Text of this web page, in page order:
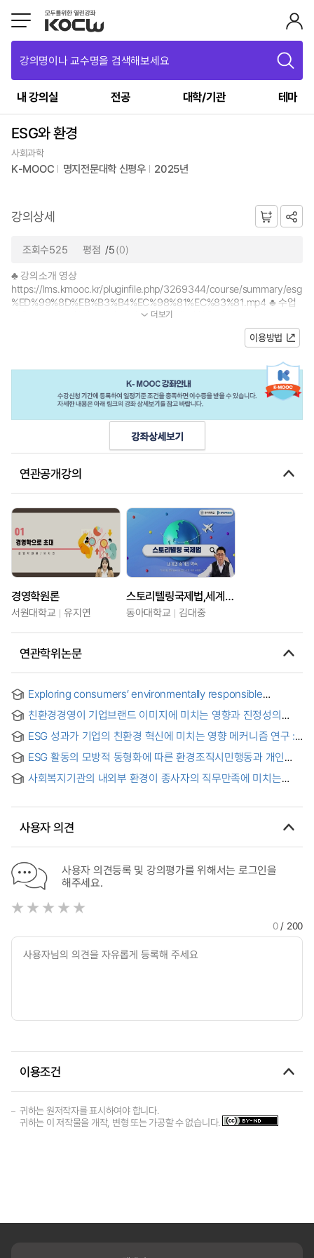
강의명이나 교수명을 검색해보세요
내 강의실 전공 대학/기관 테마
ESG와 환경
사회과학
K-MOOC 명지전문대학 신평우 2025년
강의상세
조회수525 평점 /5(0)
♣ 강의소개 영상
https://lms.kmooc.kr/pluginfile.php/3269344/course/summary/esg
%ED%99%8D%EB%B3%B4%EC%98%81%EC%83%81.mp4 ♣ 수업
내용 본 교과는 환경오염이 어떻게 생태계에 영향을 미치...
더보기
이용방법
연관공개강의
경영학원론
서원대학교 유지연
스토리텔링국제법,세계의숨겨진약속
동아대학교 김대중
연관학위논문
Exploring consumers’ environmentally responsible
behavior in the hotel industry : Integrating perceived ESG
with socio-psychological theories = 호텔 산업에서 소비자의
환경 책임 행동 탐색 : 인식된 ESG와 사회심리학 이론의 통합적
분석
친환경경영이 기업브랜드 이미지에 미치는 영향과 진정성의
조절효과에 대한 연구 : 대한항공 이용 MZ세대의 사례를
중심으로
ESG 성과가 기업의 친환경 혁신에 미치는 영향 메커니즘 연구 :
정보 전달과 자원 획득 관점의 실증분석 = The Impact of ESG
Performance on Corporate Green Innovation: Empirical
Evidence from the Perspectives of Information
Transmission and Resource Acquisition
ESG 활동의 모방적 동형화에 따른 환경조직시민행동과 개인
혁신성이 기업의 성과에 미치는 영향
사회복지기관의 내외부 환경이 종사자의 직무만족에 미치는
internal and external environment of social welfare
moderating effect of ESG awareness
사용자 의견
사용자 의견등록 및 강의평가를 위해서는 로그인을
해주세요.
0/ 200
이용조건
귀하는 원저작자를 표시하여야 합니다.
귀하는 이 저작물을 개작, 변형 또는 가공할 수 없습니다.